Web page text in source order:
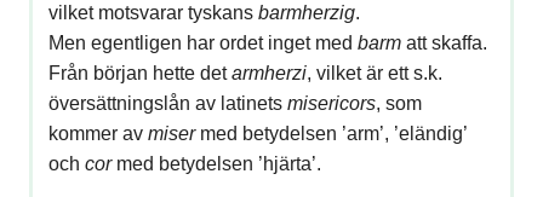
vilket motsvarar tyskans barmherzig.
Men egentligen har ordet inget med barmatt skaffa.
Från början hette detarmherzi, vilket är ett s.k.
översättningslån av latinets misericors, som
kommer av miser med betydelsen ’arm’, ’eländig’
och cor med betydelsen ’hjärta’.